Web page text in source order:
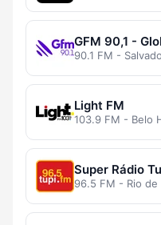
GFM 90,1 -
90.1 FM -
Light FM
103.9 FM - Belo
Super Rádio
96.5 FM - Rio de